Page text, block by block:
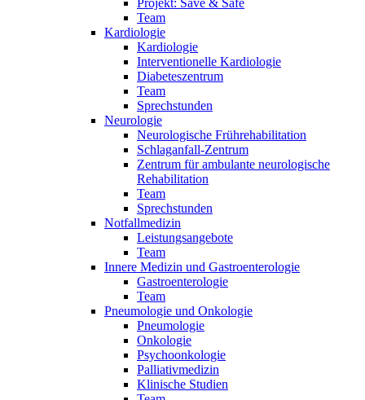
Projekt: Save & Safe
Team
Kardiologie
Kardiologie
Interventionelle Kardiologie
Diabeteszentrum
Team
Sprechstunden
Neurologie
Neurologische Frührehabilitation
Schlaganfall-Zentrum
Zentrum für ambulante neurologische
Rehabilitation
Team
Sprechstunden
Notfallmedizin
Leistungsangebote
Team
Innere Medizin und Gastroenterologie
Gastroenterologie
Team
Pneumologie und Onkologie
Pneumologie
Onkologie
Psychoonkologie
Palliativmedizin
Klinische Studien